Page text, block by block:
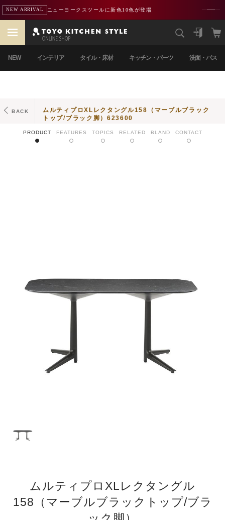
NEW ARRIVAL ニューヨークスツールに新色10色が登場
NEW インテリア タイル・床材 キッチン・パーツ 洗面・バス
BACK
ムルティプロXLレクタングル158（マーブルブラック
トップ/ブラック脚）623600
PRODUCT FEATURES TOPICS RELATED BLAND CONTACT
ムルティプロXLレクタングル
158（マーブルブラックトップ/ブラ